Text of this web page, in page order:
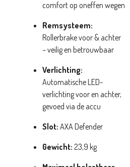
comfort op oneffen wegen
Remsysteem:
Rollerbrake voor & achter
– veilig en betrouwbaar
Verlichting:
Automatische LED-
verlichting voor en achter,
gevoed via de accu
Slot: AXA Defender
Gewicht: 23,9 kg